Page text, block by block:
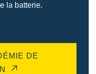
la batterie.
DE